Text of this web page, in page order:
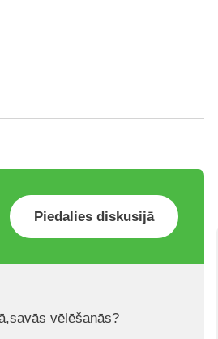
Piedalies diskusijā
vēlēšanās?